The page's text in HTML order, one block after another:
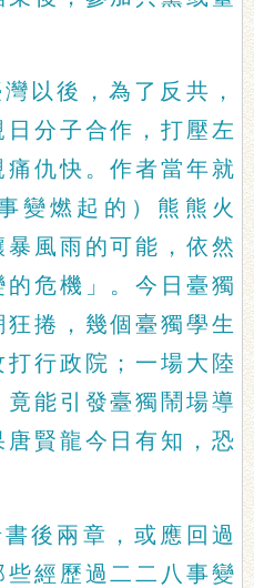
以後，為了反共，
分子合作，打壓左
仇快。作者當年就
變燃起的）熊熊火
風雨的可能，依然
危機」。今日臺獨
捲，幾個臺獨學生
行政院；一場大陸
能引發臺獨鬧場導
賢龍今日有知，恐
後兩章，或應回過
經歷過二二八事變